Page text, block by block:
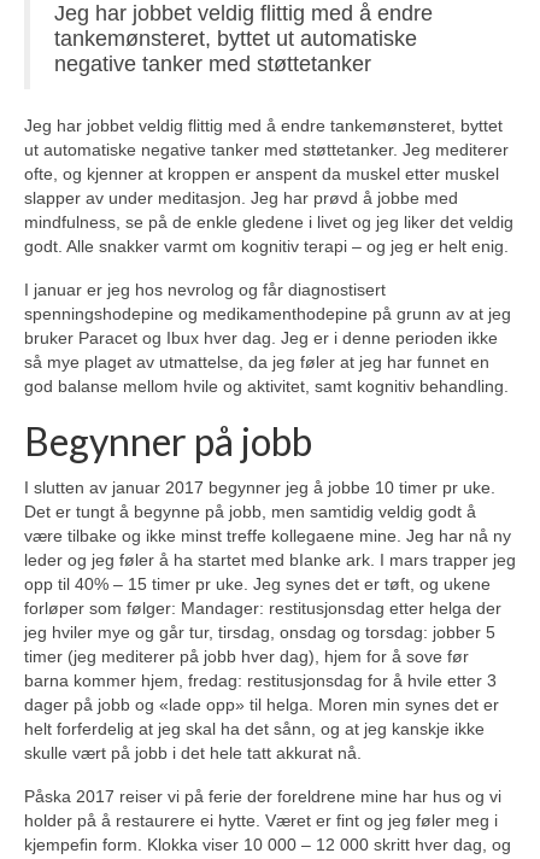
Jeg har jobbet veldig flittig med å endre
tankemønsteret, byttet ut automatiske
negative tanker med støttetanker
Jeg har jobbet veldig flittig med å endre tankemønsteret, byttet
ut automatiske negative tanker med støttetanker. Jeg mediterer
ofte, og kjenner at kroppen er anspent da muskel etter muskel
slapper av under meditasjon. Jeg har prøvd å jobbe med
mindfulness, se på de enkle gledene i livet og jeg liker det veldig
godt. Alle snakker varmt om kognitiv terapi – og jeg er helt enig.
I januar er jeg hos nevrolog og får diagnostisert
spenningshodepine og medikamenthodepine på grunn av at jeg
bruker Paracet og Ibux hver dag. Jeg er i denne perioden ikke
så mye plaget av utmattelse, da jeg føler at jeg har funnet en
god balanse mellom hvile og aktivitet, samt kognitiv behandling.
Begynner på jobb
I slutten av januar 2017 begynner jeg å jobbe 10 timer pr uke.
Det er tungt å begynne på jobb, men samtidig veldig godt å
være tilbake og ikke minst treffe kollegaene mine. Jeg har nå ny
leder og jeg føler å ha startet med bIanke ark. I mars trapper jeg
opp til 40% – 15 timer pr uke. Jeg synes det er tøft, og ukene
forløper som følger: Mandager: restitusjonsdag etter helga der
jeg hviler mye og går tur, tirsdag, onsdag og torsdag: jobber 5
timer (jeg mediterer på jobb hver dag), hjem for å sove før
barna kommer hjem, fredag: restitusjonsdag for å hvile etter 3
dager på jobb og «lade opp» til helga. Moren min synes det er
helt forferdelig at jeg skal ha det sånn, og at jeg kanskje ikke
skulle vært på jobb i det hele tatt akkurat nå.
Påska 2017 reiser vi på ferie der foreldrene mine har hus og vi
holder på å restaurere ei hytte. Været er fint og jeg føler meg i
kjempefin form. Klokka viser ‪10 000 – 12 000‬ skritt hver dag, og